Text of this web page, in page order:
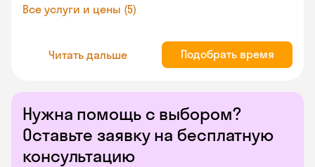
Нужна помощь с выбором?
Оставьте заявку на бесплатную
консультацию
Все услуги и цены (5)
Читать дальше Подобрать время